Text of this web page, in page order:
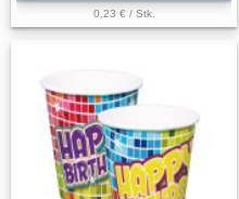
0,23 € / Stk.